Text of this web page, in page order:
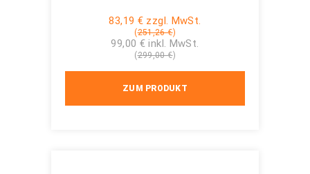
83,19 € zzgl. MwSt.
(251,26 €)
99,00 € inkl. MwSt.
(299,00 €)
ZUM PRODUKT